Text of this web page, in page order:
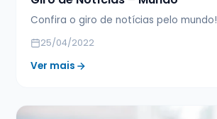
Confira o giro de notícias pelo mundo!
25/04/2022
Ver mais